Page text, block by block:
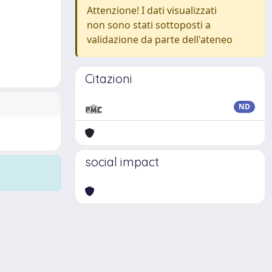
Attenzione! I dati visualizzati
non sono stati sottoposti a
validazione da parte dell'ateneo
Citazioni
ND
social impact